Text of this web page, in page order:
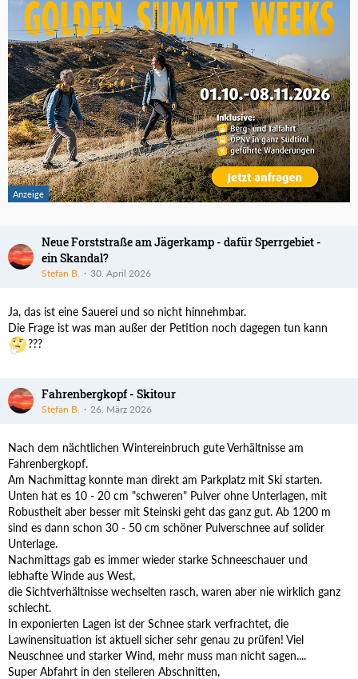
Neue Forststraße am Jägerkamp - dafür Sperrgebiet -
ein Skandal?
Stefan B. 30. April 2026
Ja, das ist eine Sauerei und so nicht hinnehmbar.
Die Frage ist was man außer der Petition noch dagegen tun kann
???
Fahrenbergkopf - Skitour
Stefan B. 26. März 2026
Nach dem nächtlichen Wintereinbruch gute Verhältnisse am
Fahrenbergkopf.
Am Nachmittag konnte man direkt am Parkplatz mit Ski starten.
Unten hat es 10 - 20 cm "schweren" Pulver ohne Unterlagen, mit
Robustheit aber besser mit Steinski geht das ganz gut. Ab 1200 m
sind es dann schon 30 - 50 cm schöner Pulverschnee auf solider
Unterlage.
Nachmittags gab es immer wieder starke Schneeschauer und
lebhafte Winde aus West,
die Sichtverhältnisse wechselten rasch, waren aber nie wirklich ganz
schlecht.
In exponierten Lagen ist der Schnee stark verfrachtet, die
Lawinensituation ist aktuell sicher sehr genau zu prüfen! Viel
Neuschnee und starker Wind, mehr muss man nicht sagen....
Super Abfahrt in den steileren Abschnitten,